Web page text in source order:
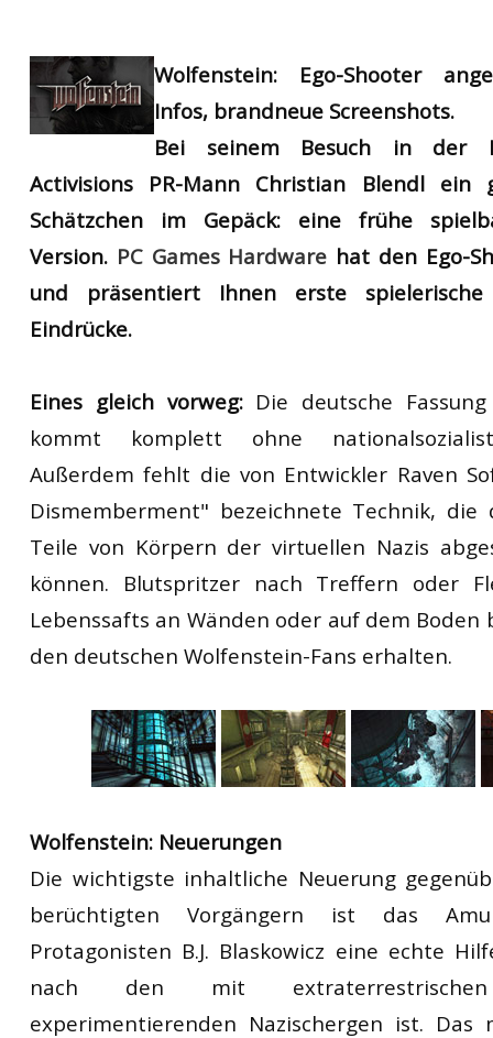
DB Misc
DB Movies
ET:QW Scene
DB Scene
Game News
Game Movies
Wolfenstein: Ego-Shooter
Infos, brandneue Screenshots.
Bei seinem Besuch in der
Activisions PR-Mann Christian Blendl ein
Schätzchen im Gepäck: eine frühe
Version. PC Games Hardware hat den Ego-
und präsentiert Ihnen erste
Eindrücke.
Eines gleich vorweg:Die deutsche
kommt komplett ohne
Außerdem fehlt die von Entwickler Raven
Dismemberment" bezeichnete Technik, die
Teile von Körpern der virtuellen Nazis
können. Blutspritzer nach Treffern oder
Lebenssafts an Wänden oder auf dem Boden
den deutschen Wolfenstein-Fans erhalten.
Wolfenstein: Neuerungen
Die wichtigste inhaltliche Neuerung
berüchtigten Vorgängern ist das
Protagonisten B.J. Blaskowicz eine echte
nach den mit extraterrestrischen
experimentierenden Nazischergen ist. Das